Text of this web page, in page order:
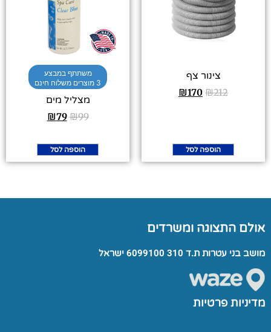
צינור צף
₪212
₪170
הוספה לסל
משתתף במבצע
3 מוצרים משלוח חינם
מצליל מים
₪99
₪79
הוספה לסל
אולם התצוגה ומשרדים
מושב בני עטרות ת.ד 310 6099100 ישראל
מדיניות פרטיות